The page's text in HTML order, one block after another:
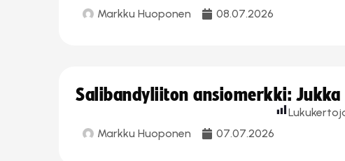
Markku Huoponen 08.07.2026
Salibandyliiton ansiomerkki: Jukka
Markku Huoponen 07.07.2026